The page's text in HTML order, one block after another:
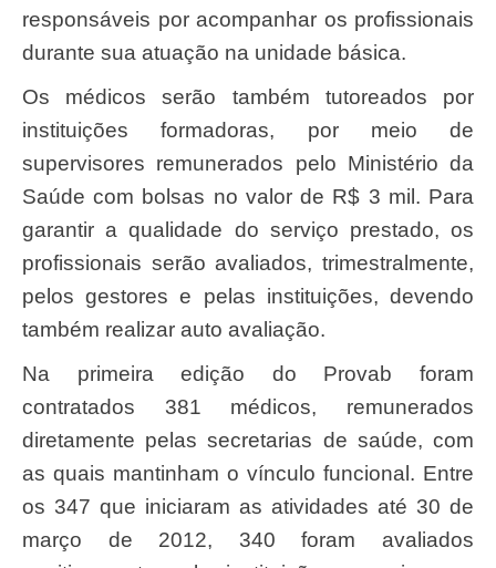
responsáveis por acompanhar os profissionais
durante sua atuação na unidade básica.
Os médicos serão também tutoreados por
instituições formadoras, por meio de
supervisores remunerados pelo Ministério da
Saúde com bolsas no valor de R$ 3 mil. Para
garantir a qualidade do serviço prestado, os
profissionais serão avaliados, trimestralmente,
pelos gestores e pelas instituições, devendo
também realizar auto avaliação.
Na primeira edição do Provab foram
contratados 381 médicos, remunerados
diretamente pelas secretarias de saúde, com
as quais mantinham o vínculo funcional. Entre
os 347 que iniciaram as atividades até 30 de
março de 2012, 340 foram avaliados